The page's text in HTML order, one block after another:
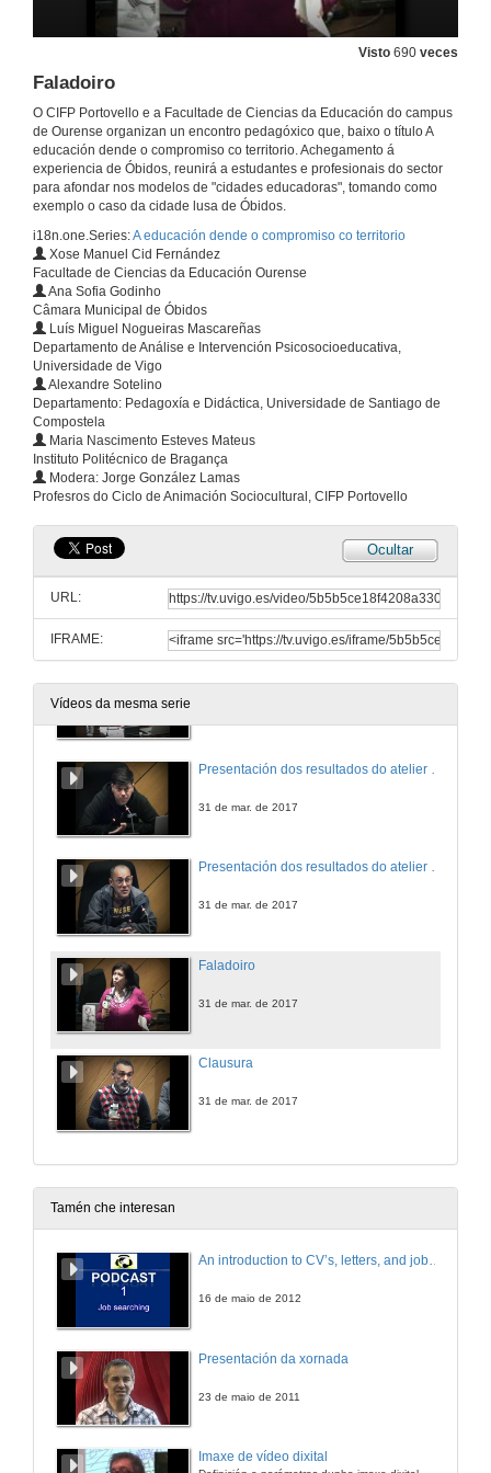
Visto 690 veces
Faladoiro
O CIFP Portovello e a Facultade de Ciencias da Educación do campus
de Ourense organizan un encontro pedagóxico que, baixo o título A
educación dende o compromiso co territorio. Achegamento á
experiencia de Óbidos, reunirá a estudantes e profesionais do sector
para afondar nos modelos de "cidades educadoras", tomando como
exemplo o caso da cidade lusa de Óbidos.
i18n.one.Series:A educación dende o compromiso co territorio
Xose Manuel Cid Fernández
Facultade de Ciencias da Educación Ourense
Ana Sofia Godinho
Câmara Municipal de Óbidos
Luís Miguel Nogueiras Mascareñas
Departamento de Análise e Intervención Psicosocioeducativa,
Universidade de Vigo
Alexandre Sotelino
Departamento: Pedagoxía e Didáctica, Universidade de Santiago de
Compostela
Maria Nascimento Esteves Mateus
Instituto Politécnico de Bragança
Modera: Jorge González Lamas
Profesros do Ciclo de Animación Sociocultural, CIFP Portovello
Ocultar
URL:
IFRAME:
Vídeos da mesma serie
30 de mar. de 2017
30 de mar. de 2017
Turno de preguntas
30 de mar. de 2017
Turno de preguntas
30 de mar. de 2017
31 de mar. de 2017
Presentación dos resultados do atelier "Rosto" de João Jorge
31 de mar. de 2017
Faladoiro
31 de mar. de 2017
Clausura
31 de mar. de 2017
Tamén che interesan
An introduction to CV’s, letters, and job searching
16 de maio de 2012
Presentación da xornada
23 de maio de 2011
Imaxe de vídeo dixital